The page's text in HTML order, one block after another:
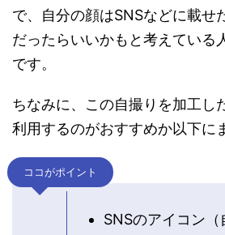
で、自分の顔はSNSなどに載せ
だったらいいかもと考えている
です。
ちなみに、この自撮りを加工し
利用するのがおすすめか以下に
ココがポイント
SNSのアイコン